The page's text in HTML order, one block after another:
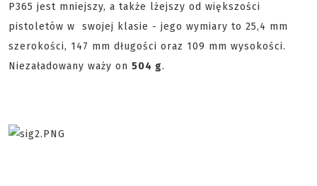
P365 jest mniejszy, a także lżejszy od większości
pistoletów w swojej klasie - jego wymiary to 25,4 mm
szerokości, 147 mm długości oraz 109 mm wysokości.
Niezaładowany waży on 504 g.